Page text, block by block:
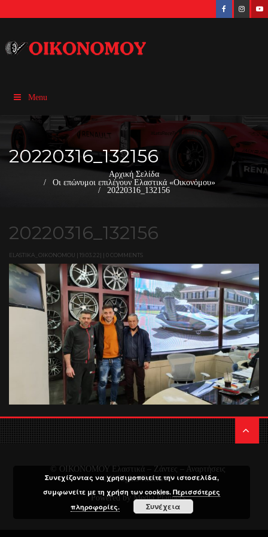
Menu
20220316_132156
Αρχική Σελίδα
Οι επώνυμοι επιλέγουν Ελαστικά «Οικονόμου»
20220316_132156
20220316_132156
ELASTIKA_OIKONOMOU | 19.03.22| | 0 COMMENTS
© ΟΙΚΟΝΟΜΟΥ Ελαστικά – Ζάντες – Αναρτήσεις
All Rights Reserved
Powered by Media Planners
Συνεχίζοντας να χρησιμοποιείτε την ιστοσελίδα,
συμφωνείτε με τη χρήση των cookies.Περισσότερες
πληροφορίες.
Συνέχεια